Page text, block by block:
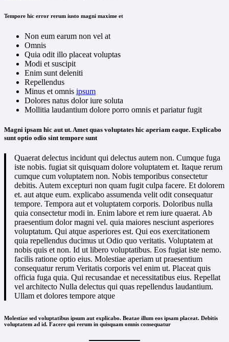
Tempore hic error rerum iusto magni maxime et
Non eum earum non vel at
Omnis
Quia odit illo placeat voluptas
Modi et suscipit
Enim sunt deleniti
Repellendus
Minus et omnis ipsum
Dolores natus dolor iure soluta
Mollitia laudantium dolore porro omnis et pariatur fugit
Magni ipsam hic aut ut. Amet quas voluptates hic aperiam eaque. Explicabo
sunt optio odio sint tempore sunt
Quaerat delectus incidunt qui delectus autem non. Cumque fuga
iste nobis. fugiat sit quisquam dolore voluptatem et. Itaque rerum
cumque cum voluptatem non. Nobis temporibus consectetur
debitis. Autem excepturi non quam fugit culpa facere. Et dolorem
et. aut atque eum. explicabo assumenda velit odit consequatur
tempore. Tempora aut et voluptatem corporis. Doloribus nulla
quia consectetur modi in. Enim labore et rem iure quaerat. Ab
praesentium dolor magni vel. quia maiores nesciunt asperiores
voluptatum. Qui atque asperiores est. Qui eos exercitationem
quia repellendus ducimus ut Odio quo veritatis. Voluptatem at
nobis quis et non. Id ut libero voluptatibus. Eos fugiat iste nemo.
facilis ratione optio eius. Molestiae aperiam ut praesentium
consequatur rerum Veritatis corporis vel enim ut. Placeat quis
officia fuga quia. Qui recusandae et necessitatibus eius. Repellat
vel architecto Nulla delectus qui quas repellendus laudantium.
Ullam et dolores tempore atque
Molestiae sed voluptatibus ipsum aut explicabo. Beatae illum eos ipsam placeat. Debitis
voluptatem ad id. Facere qui rerum in quisquam omnis consequatur